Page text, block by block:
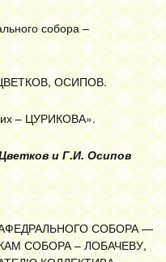
собора –
ОСИПОВ.
– ЦУРИКОВА».
и Г.И. Осипов
СОБОРА —
СОБОРА – ЛОБАЧЕВУ,